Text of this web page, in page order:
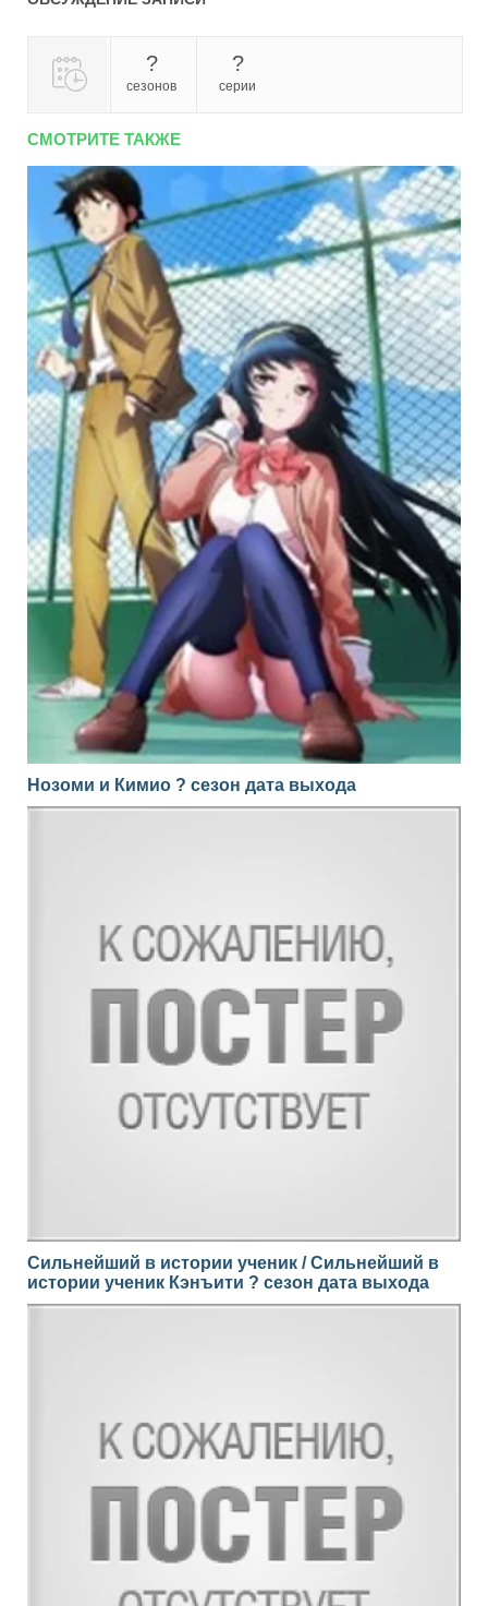
?
сезонов
?
серии
СМОТРИТЕ ТАКЖЕ
Нозоми и Кимио ? сезон дата выхода
Сильнейший в истории ученик / Сильнейший в
истории ученик Кэнъити ? сезон дата выхода